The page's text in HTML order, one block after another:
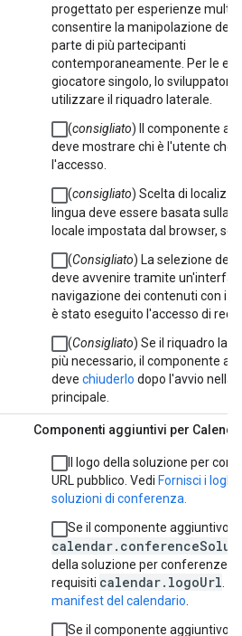
progettato per esperienze
consentire la manipolazione dei
parte di più partecipanti
contemporaneamente. Per le
giocatore singolo, lo sviluppatore
utilizzare il riquadro laterale.
(consigliato) Il componente
deve mostrare chi è l'utente che
l'accesso.
(consigliato) Scelta di
lingua deve essere basata sulla
locale impostata dal browser, se
(Consigliato) La selezione dei
deve avvenire tramite
navigazione dei contenuti con i
è stato eseguito l'accesso di
(Consigliato) Se il riquadro
più necessario, il componente
deve chiuderlo dopo l'avvio nella
principale.
Componenti aggiuntivi per
Il logo della soluzione per
URL pubblico. Vedi Fornisci i loghi
soluzioni di conferenza.
Se il componente aggiuntivo
della soluzione per conferenze
requisiti calendar.logoUrl
manifest del calendario
Se il componente aggiuntivo